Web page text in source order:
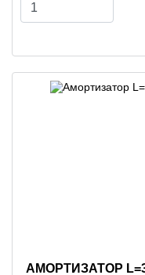
АМОРТИЗАТОР